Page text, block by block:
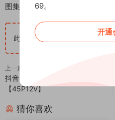
图集，确保资源的新鲜度和可访
此隐藏内容仅限VIP查看 升
上一篇
抖音 V888 微密圈 NO.001期
【45P12V】
猜你喜欢
69。
开通